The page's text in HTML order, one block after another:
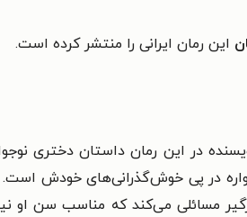
این رمان ایرانی را منتشر کرده است.
در این رمان داستان دختری
در پی خوش‌‌گذرانی‌های خودش است.
مسائلی می‌کند که مناسب سن